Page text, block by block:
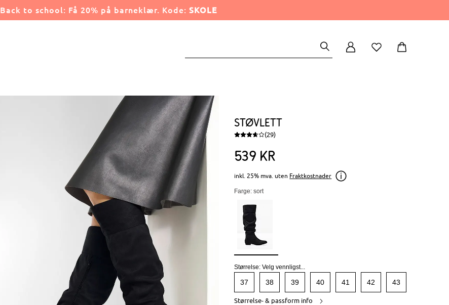
Back to school: Få 20% på barneklær. Kode: SKOLE
Støvlett
(29)
539 kr
inkl. 25% mva. uten Fraktkostnader
Farge: sort
Størrelse:Velg vennligst...
37 38 39 40 41 42 43
Størrelse- & passform info